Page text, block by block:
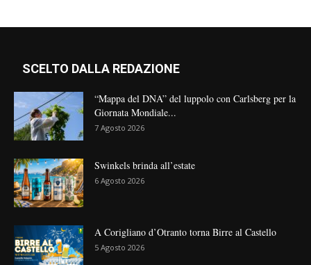
SCELTO DALLA REDAZIONE
“Mappa del DNA” del luppolo con Carlsberg per la
Giornata Mondiale...
7 Agosto 2026
Swinkels brinda all’estate
6 Agosto 2026
A Corigliano d’Otranto torna Birre al Castello
5 Agosto 2026